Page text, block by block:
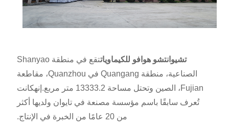
تشيوانتشو هوافو للكيماويات
تقع في منطقة Shanyao
الصناعية، منطقة Quangang في Quanzhou، مقاطعة
Fujian، الصين وتحتل مساحة 13333.2 متر مربع.إنه
كانت
تُعرف سابقًا باسم مؤسسة مصنعة في تايوان ولديها أكثر
من 20 عامًا من الخبرة في الإنتاج.